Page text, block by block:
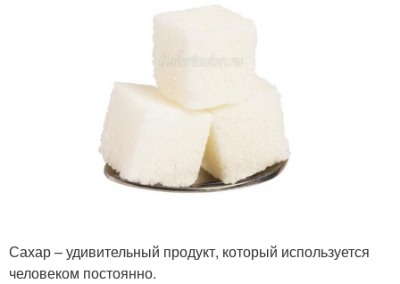
Сахар – удивительный продукт, который используется
человеком постоянно.